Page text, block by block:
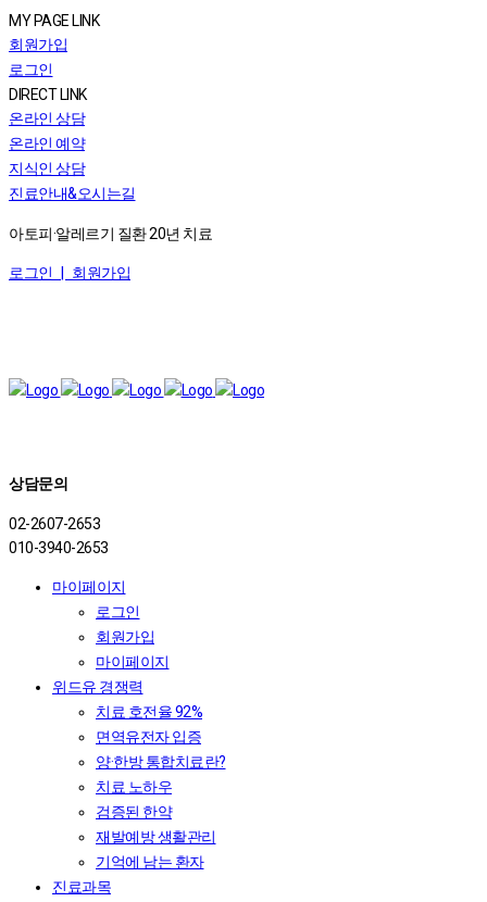
MY PAGE LINK
회원가입
로그인
DIRECT LINK
온라인 상담
온라인 예약
지식인 상담
진료안내&오시는길
아토피·알레르기 질환 20년 치료
로그인 | 회원가입
상담문의
02-2607-2653
010-3940-2653
마이페이지
로그인
회원가입
마이페이지
위드유 경쟁력
치료 호전율 92%
면역유전자 입증
양·한방 통합치료란?
치료 노하우
검증된 한약
재발예방 생활관리
기억에 남는 환자
진료과목